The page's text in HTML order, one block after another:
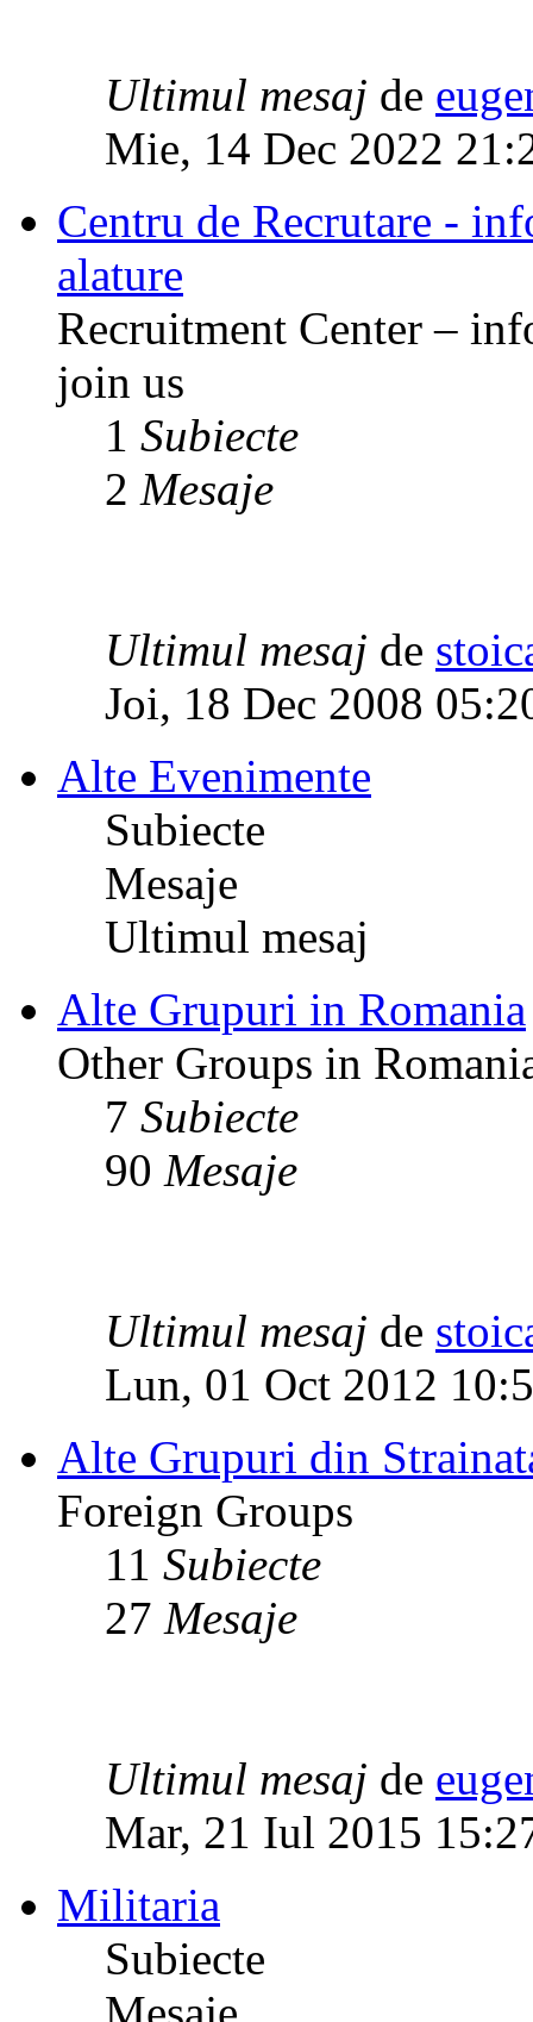
Ultimul mesaj de
Mie, 14 Dec 2022
Centru de Recrutare -
alature
Recruitment Center –
join us
1 Subiecte
2 Mesaje
Ultimul mesaj de
Joi, 18 Dec 2008
Alte Evenimente
Subiecte
Mesaje
Ultimul mesaj
Alte Grupuri in Romania
Other Groups in
7 Subiecte
90 Mesaje
Ultimul mesaj de
Lun, 01 Oct 2012
Alte Grupuri din
Foreign Groups
11 Subiecte
27 Mesaje
Ultimul mesaj de
Mar, 21 Iul 2015
Militaria
Subiecte